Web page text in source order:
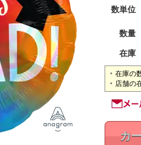
数単位
数量
在庫
在庫の
店舗の
カ